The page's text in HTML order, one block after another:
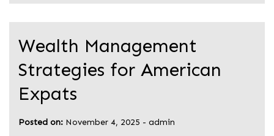
Wealth Management
Strategies for American
Expats
Posted on: November 4, 2025 - admin